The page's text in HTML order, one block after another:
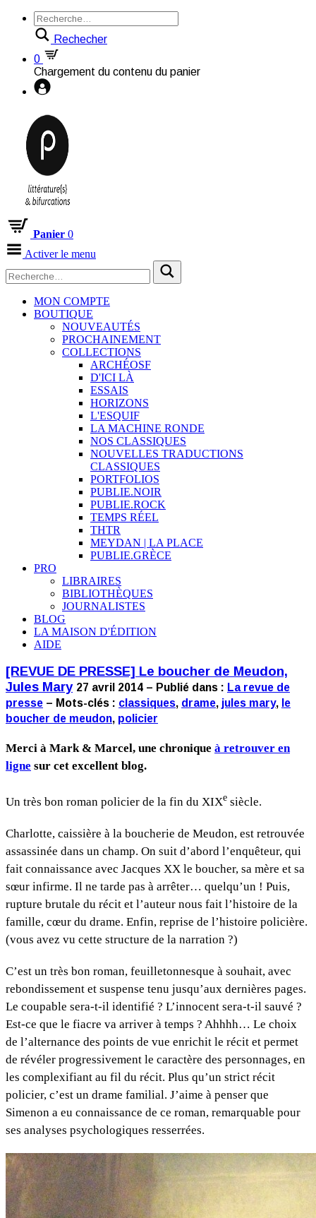
Rechecher
0
Chargement du contenu du panier
Panier 0
Activer le menu
MON COMPTE
BOUTIQUE
NOUVEAUTÉS
PROCHAINEMENT
COLLECTIONS
ARCHÉOSF
D'ICI LÀ
ESSAIS
HORIZONS
L'ESQUIF
LA MACHINE RONDE
NOS CLASSIQUES
NOUVELLES TRADUCTIONS
CLASSIQUES
PORTFOLIOS
PUBLIE.NOIR
PUBLIE.ROCK
TEMPS RÉEL
THTR
MEYDAN | LA PLACE
PUBLIE.GRÈCE
PRO
LIBRAIRES
BIBLIOTHÈQUES
JOURNALISTES
BLOG
LA MAISON D'ÉDITION
AIDE
[REVUE DE PRESSE] Le boucher de Meudon,
Jules Mary 27 avril 2014 – Publié dans : La revue de
presse – Mots-clés : classiques, drame, jules mary, le
boucher de meudon, policier
Merci à Mark & Marcel, une chronique à retrouver en
ligne sur cet excellent blog.
Un très bon roman policier de la fin du XIXe siècle.
Charlotte, caissière à la boucherie de Meudon, est retrouvée
assassinée dans un champ. On suit d’abord l’enquêteur, qui
fait connaissance avec Jacques XX le boucher, sa mère et sa
sœur infirme. Il ne tarde pas à arrêter… quelqu’un ! Puis,
rupture brutale du récit et l’auteur nous fait l’histoire de la
famille, cœur du drame. Enfin, reprise de l’histoire policière.
(vous avez vu cette structure de la narration ?)
C’est un très bon roman, feuilletonnesque à souhait, avec
rebondissement et suspense tenu jusqu’aux dernières pages.
Le coupable sera-t-il identifié ? L’innocent sera-t-il sauvé ?
Est-ce que le fiacre va arriver à temps ? Ahhhh… Le choix
de l’alternance des points de vue enrichit le récit et permet
de révéler progressivement le caractère des personnages, en
les complexifiant au fil du récit. Plus qu’un strict récit
policier, c’est un drame familial. J’aime à penser que
Simenon a eu connaissance de ce roman, remarquable pour
ses analyses psychologiques resserrées.